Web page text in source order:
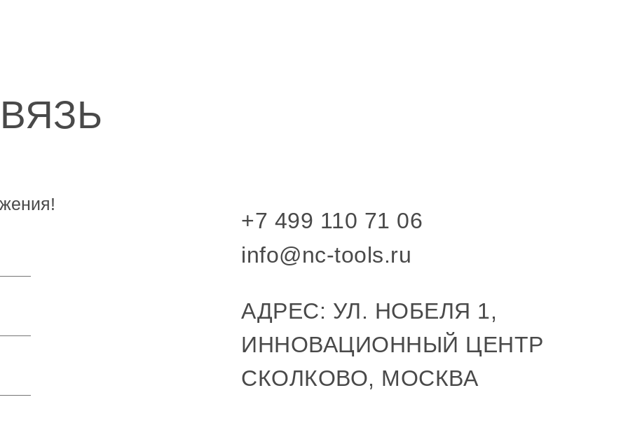
+7 499 110 71 06
info@nc-tools.ru
АДРЕС: УЛ. НОБЕЛЯ 1,
ИННОВАЦИОННЫЙ ЦЕНТР
СКОЛКОВО, МОСКВА